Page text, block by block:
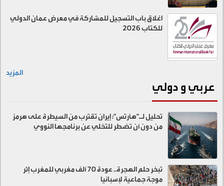
اغلاق باب التسجيل للمشاركة في معرض عمان الدولي
للكتاب 2026
المزيد
عربي و دولي
تحليل لـ"هآرتس": إيران تقترب من السيطرة على هرمز
من دون أن تضطر للتخلي عن برنامجها النووي
تبخر حلم الهجرة.. عودة 70 ألف مغربي للمغرب إثر
موجة جماعية لإسبانيا